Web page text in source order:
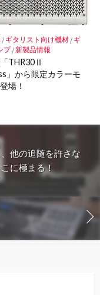
/ ギタリスト向け機材/ ギ
プ/新製品情報
THR30Ⅱ
」から限定カラーモ
場！
他の追随を許さな
に極まる！